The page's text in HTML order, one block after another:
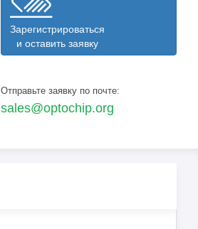
Зарегистрироваться
и оставить заявку
Отправьте заявку по почте:
sales@optochip.org